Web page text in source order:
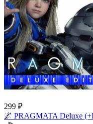
299 ₽
🌌 PRAGMATA Deluxe